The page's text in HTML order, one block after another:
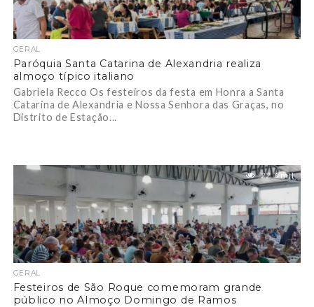
GERAL
Paróquia Santa Catarina de Alexandria realiza
almoço típico italiano
Gabriela Recco Os festeiros da festa em Honra a Santa
Catarina de Alexandria e Nossa Senhora das Graças, no
Distrito de Estação...
22.3 mil
GERAL
Festeiros de São Roque comemoram grande
público no Almoço Domingo de Ramos